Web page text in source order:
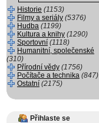
Historie (1153)
Filmy a seriály (5376)
Hudba (1199)
Kultura a knihy (1290)
Sportovní (1118)
Humanitní, společenské
(310)
Přírodní vědy (1756)
Počítače a technika (847)
Ostatní (2175)
Přihlaste se